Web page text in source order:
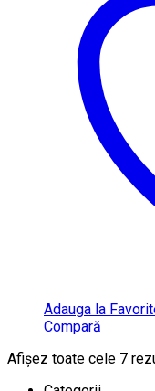
Adauga la
Compară
Afișez toate cele 7